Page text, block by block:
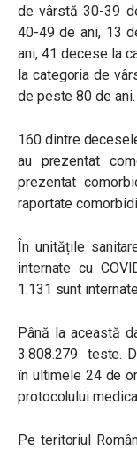
de vârstă 30-39
40-49 de ani, 13
ani, 41 decese la
la categoria de
de peste 80 de ani.
160 dintre
au prezentat
prezentat
raportate
În unitățile
internate cu
1.131 sunt
Până la această
3.808.279 teste.
în ultimele 24 de
protocolului
Pe teritoriul